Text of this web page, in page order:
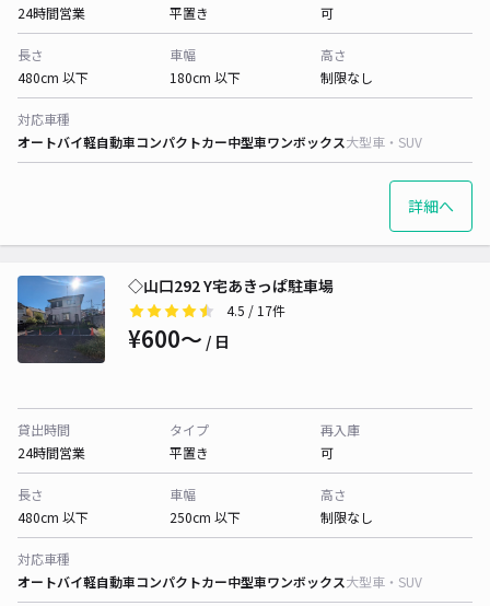
24時間営業
平置き
可
長さ
480cm 以下
車幅
180cm 以下
高さ
制限なし
対応車種
オートバイ軽自動車コンパクトカー中型車ワンボックス大型車・SUV
詳細へ
◇山口292 Y宅あきっぱ駐車場
4.5 / 17件
¥600〜 / 日
貸出時間
24時間営業
タイプ
平置き
再入庫
可
長さ
480cm 以下
車幅
250cm 以下
高さ
制限なし
対応車種
オートバイ軽自動車コンパクトカー中型車ワンボックス大型車・SUV